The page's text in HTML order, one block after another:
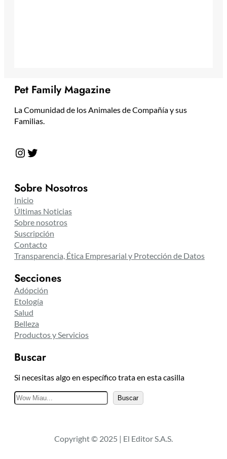
Pet Family Magazine
La Comunidad de los Animales de Compañía y sus
Familias.
Instagram Twitter
Sobre Nosotros
Inicio
Últimas Noticias
Sobre nosotros
Suscripción
Contacto
Transparencia, Ética Empresarial y Protección de Datos
Secciones
Adópción
Etología
Salud
Belleza
Productos y Servicios
Buscar
Si necesitas algo en específico trata en esta casilla
B
u
a
Buscar
Copyright © 2025 | El Editor S.A.S.